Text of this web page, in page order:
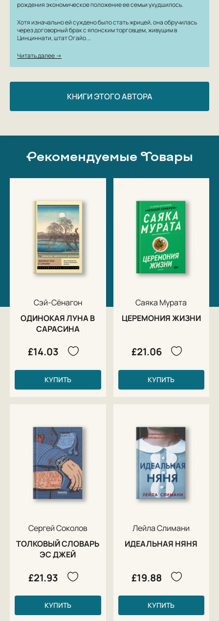
рождения экономическое положение ее семьи ухудшилось.
Хотя изначально ей суждено было стать жрицей, она обручилась
через договорный брак с японским торговцем, живущим в
Цинциннати, штат Огайо.…
Читать далее →
КНИГИ ЭТОГО АВТОРА
Рекомендуемые Товары
Сэй-Сёнагон
ОДИНОКАЯ ЛУНА В
САРАСИНА
£14.03
КУПИТЬ
Саяка Мурата
ЦЕРЕМОНИЯ ЖИЗНИ
£21.06
КУПИТЬ
Сергей Соколов
ТОЛКОВЫЙ СЛОВАРЬ
ЭС ДЖЕЙ
£21.93
КУПИТЬ
Лейла Слимани
ИДЕАЛЬНАЯ НЯНЯ
£19.88
КУПИТЬ